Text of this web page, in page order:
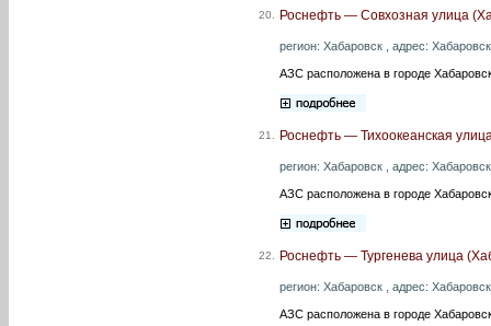
20. Роснефть — Совхозная улица
регион: Хабаровск , адрес:
АЗС расположена в городе
21. Роснефть — Тихоокеанская
регион: Хабаровск , адрес:
АЗС расположена в городе
22. Роснефть — Тургенева улица
регион: Хабаровск , адрес:
АЗС расположена в городе